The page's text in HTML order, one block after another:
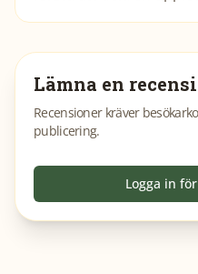
Lämna en
Recensioner kräver
publicering.
Logga in